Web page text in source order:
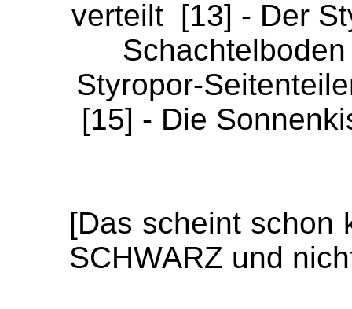
verteilt [13] - Der
Styropor-
[15] - Die
[Das scheint schon
SCHWARZ und